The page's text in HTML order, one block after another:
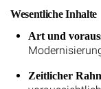
Wesentliche Inhalte
Art und
Zeitlicher